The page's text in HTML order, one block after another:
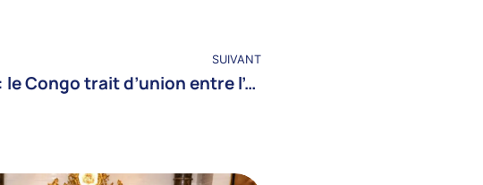
SUIVANT
Astana 2025 : le Congo trait d’union entre l’Afrique centrale et l’Asie centrale